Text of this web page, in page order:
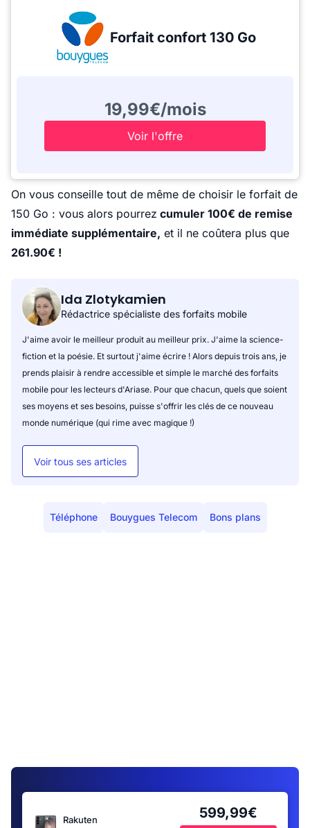
Forfait confort 130 Go
19,99€/mois
Voir l'offre
On vous conseille tout de même de choisir le forfait de
150 Go : vous alors pourrez cumuler 100€ de remise
immédiate supplémentaire, et il ne coûtera plus que
261.90€ !
Ida Zlotykamien
Rédactrice spécialiste des forfaits mobile
J'aime avoir le meilleur produit au meilleur prix. J'aime la science-
fiction et la poésie. Et surtout j'aime écrire ! Alors depuis trois ans, je
prends plaisir à rendre accessible et simple le marché des forfaits
mobile pour les lecteurs d'Ariase. Pour que chacun, quels que soient
ses moyens et ses besoins, puisse s'offrir les clés de ce nouveau
monde numérique (qui rime avec magique !)
Voir tous ses articles
Téléphone Bouygues Telecom Bons plans
Rakuten 599,99€